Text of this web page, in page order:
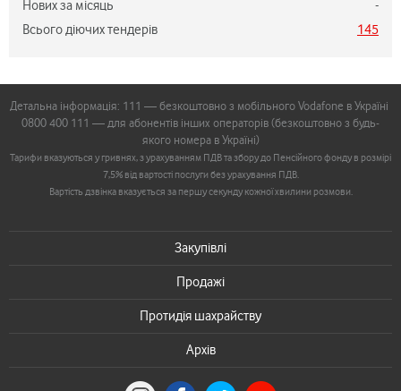
Нових за місяць
-
Всього діючих тендерів
145
Детальна інформація: 111 — безкоштовно з мобільного Vodafone в Україні
0800 400 111 — для абонентів інших операторів (безкоштовно з будь-
якого номера в Україні)
Тарифи вказуються у гривнях, з урахуванням ПДВ та збору до Пенсійного фонду в розмірі
7,5% від вартості послуги без урахування ПДВ.
Вартість дзвінка вказується за першу секунду кожної хвилини розмови.
Закупівлі
Продажі
Протидія шахрайству
Архів